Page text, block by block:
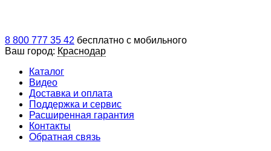
8 800 777 35 42 бесплатно с мобильного
Ваш город: Краснодар
Каталог
Видео
Доставка и оплата
Поддержка и сервис
Расширенная гарантия
Контакты
Обратная связь